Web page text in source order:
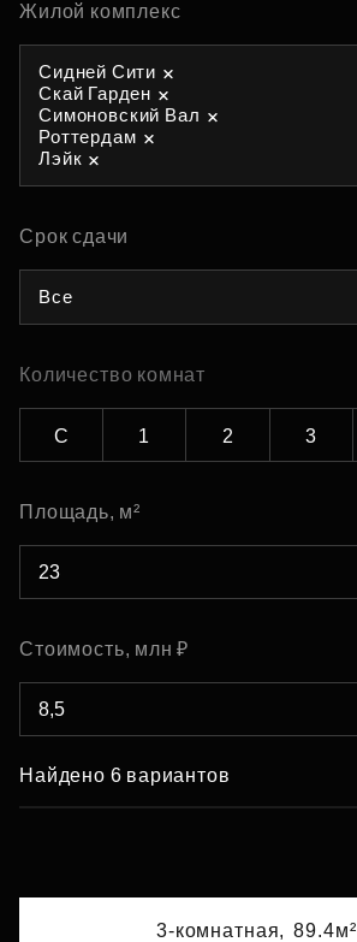
Жилой комплекс
Сидней Сити
Скай Гарден
Симоновский Вал
Роттердам
Лэйк
Срок сдачи
Все
Количество комнат
С 1 2 3
Площадь, м²
Стоимость, млн ₽
Найдено 6 вариантов
3-комнатная, 89.4м²